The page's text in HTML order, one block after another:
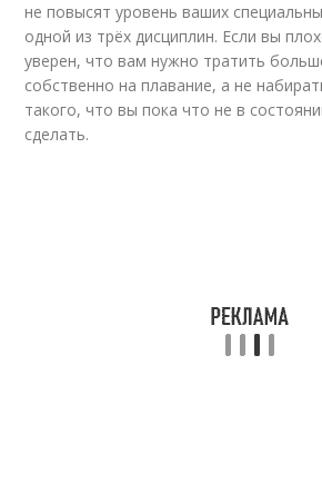
не повысят уровень ваших
одной из трёх дисциплин. Если вы
уверен, что вам нужно тратить
собственно на плавание, а не
такого, что вы пока что не в
сделать.